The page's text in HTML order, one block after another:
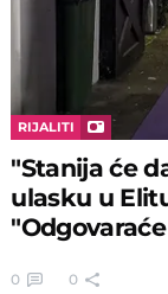
RIJALITI
"Stanija će
ulasku u
0 0